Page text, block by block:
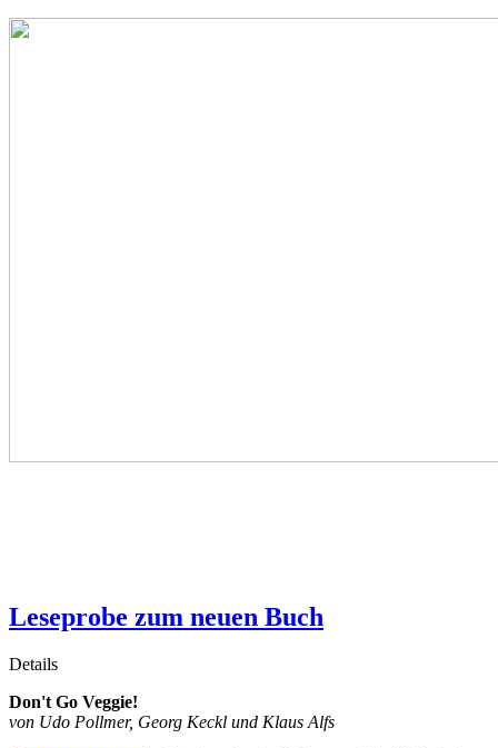
Leseprobe zum neuen Buch
Details
Don't Go Veggie!
von Udo Pollmer, Georg Keckl und Klaus Alfs